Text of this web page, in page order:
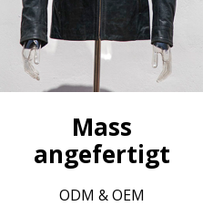
Mass
angefertigt
ODM & OEM